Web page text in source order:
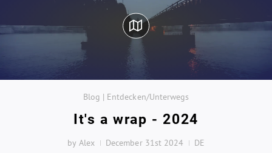
Blog | Entdecken/Unterwegs
It's a wrap - 2024
by Alex December 31st 2024 DE